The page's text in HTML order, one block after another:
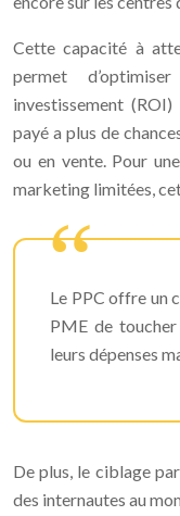
Cette capacité à
permet
investissement
payé a plus de
ou en vente. Pour
marketing limitées,
Le PPC offre un
PME de
leurs dépenses
De plus, le ciblage
des internautes au